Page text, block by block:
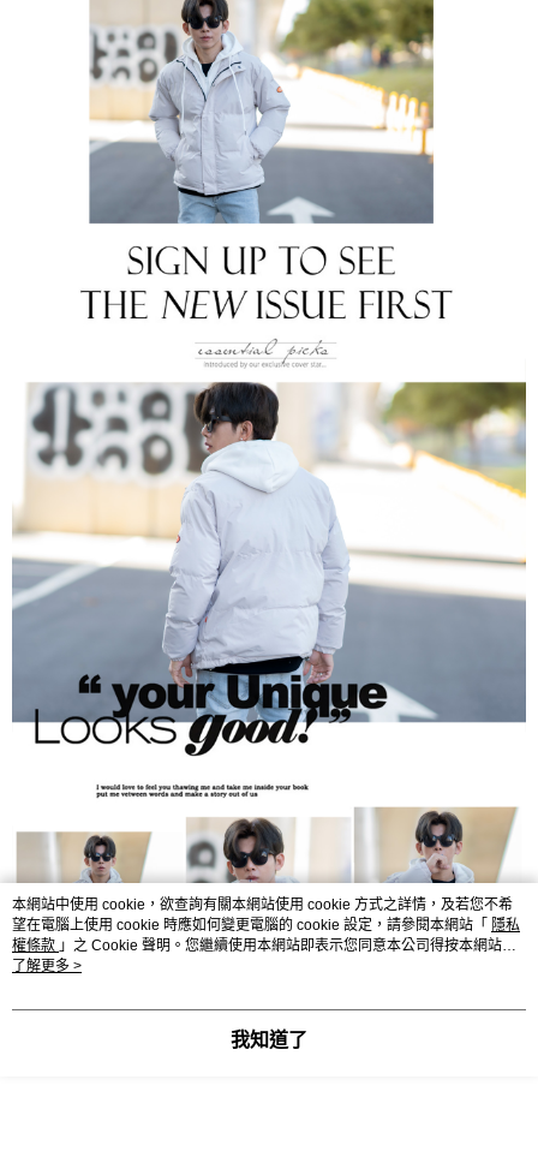
本網站中使用 cookie，欲查詢有關本網站使用 cookie 方式之詳情，及若您不希
望在電腦上使用 cookie 時應如何變更電腦的 cookie 設定，請參閱本網站「 隱私
權條款 」之 Cookie 聲明。您繼續使用本網站即表示您同意本公司得按本網站使
用條款之 Cookie 聲明使用 cookie。
了解更多 >
我知道了